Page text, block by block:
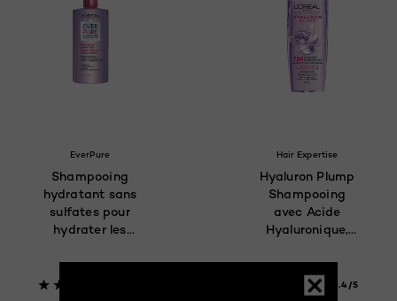
EverPure
Shampooing
hydratant sans
sulfates pour
hydrater les
Hair Expertise
Hyaluron Plump
Shampooing
avec Acide
Hyaluronique,
4.4/5